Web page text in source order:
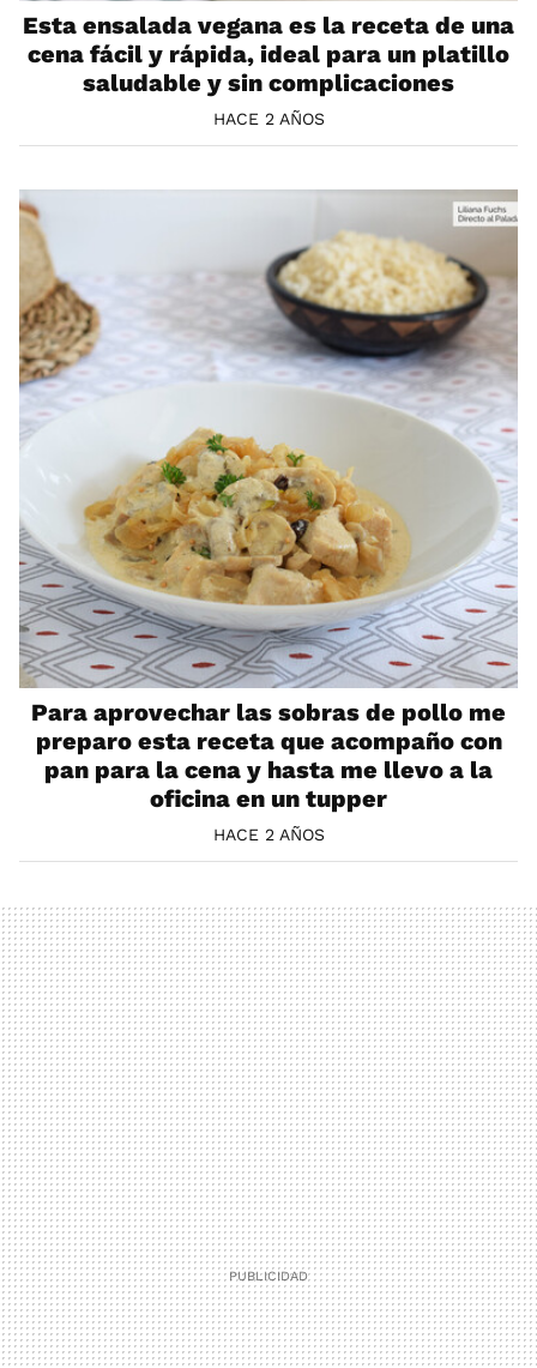
Esta ensalada vegana es la receta de una
cena fácil y rápida, ideal para un platillo
saludable y sin complicaciones
HACE 2 AÑOS
Para aprovechar las sobras de pollo me
preparo esta receta que acompaño con
pan para la cena y hasta me llevo a la
oficina en un tupper
HACE 2 AÑOS